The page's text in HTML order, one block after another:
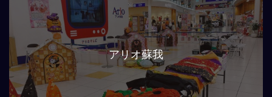
アリオ蘇我